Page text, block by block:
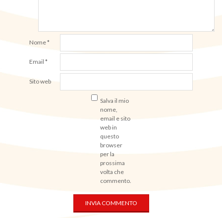
Nome*
Email *
Sito web
Salva il mio
nome,
email e sito
web in
questo
browser
per la
prossima
volta che
commento.